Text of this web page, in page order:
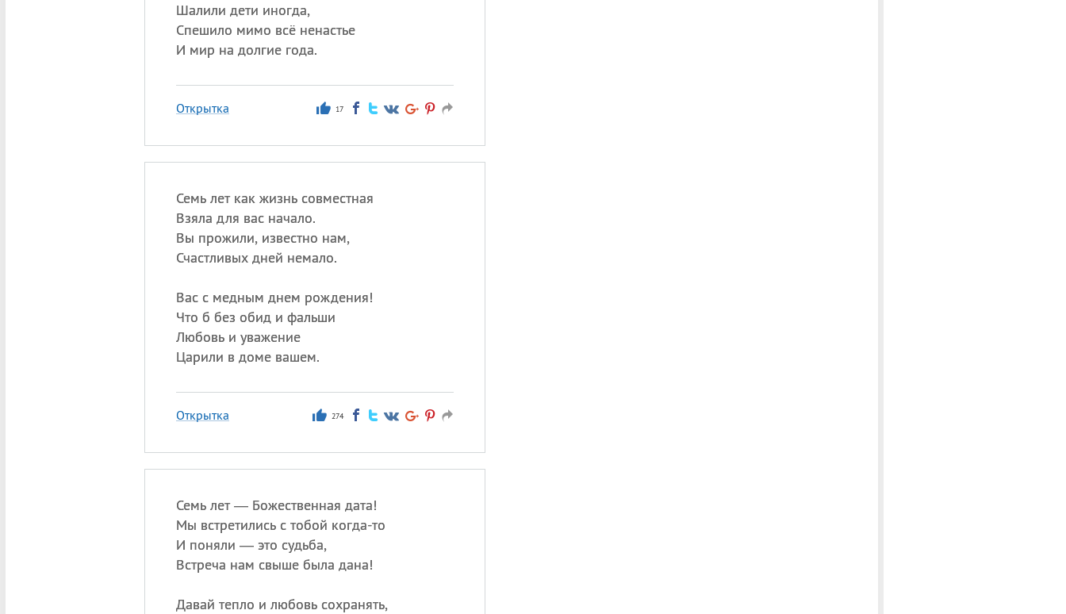
Шалили дети иногда,
Спешило мимо всё ненастье
И мир на долгие года.
Открытка 17
Семь лет как жизнь совместная
Взяла для вас начало.
Вы прожили, известно нам,
Счастливых дней немало.
Вас с медным днем рождения!
Что б без обид и фальши
Любовь и уважение
Царили в доме вашем.
Открытка 274
Семь лет — Божественная дата!
Мы встретились с тобой когда-то
И поняли — это судьба,
Встреча нам свыше была дана!
Давай тепло и любовь сохранять,